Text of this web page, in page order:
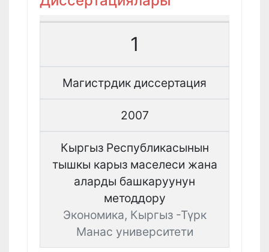
1
Магистрдик диссертация
2007
Кыргыз Республикасынын
тышкы карыз маселеси жана
аларды башкаруунун
методдору
Экономика, Кыргыз -Түрк
Манас университети